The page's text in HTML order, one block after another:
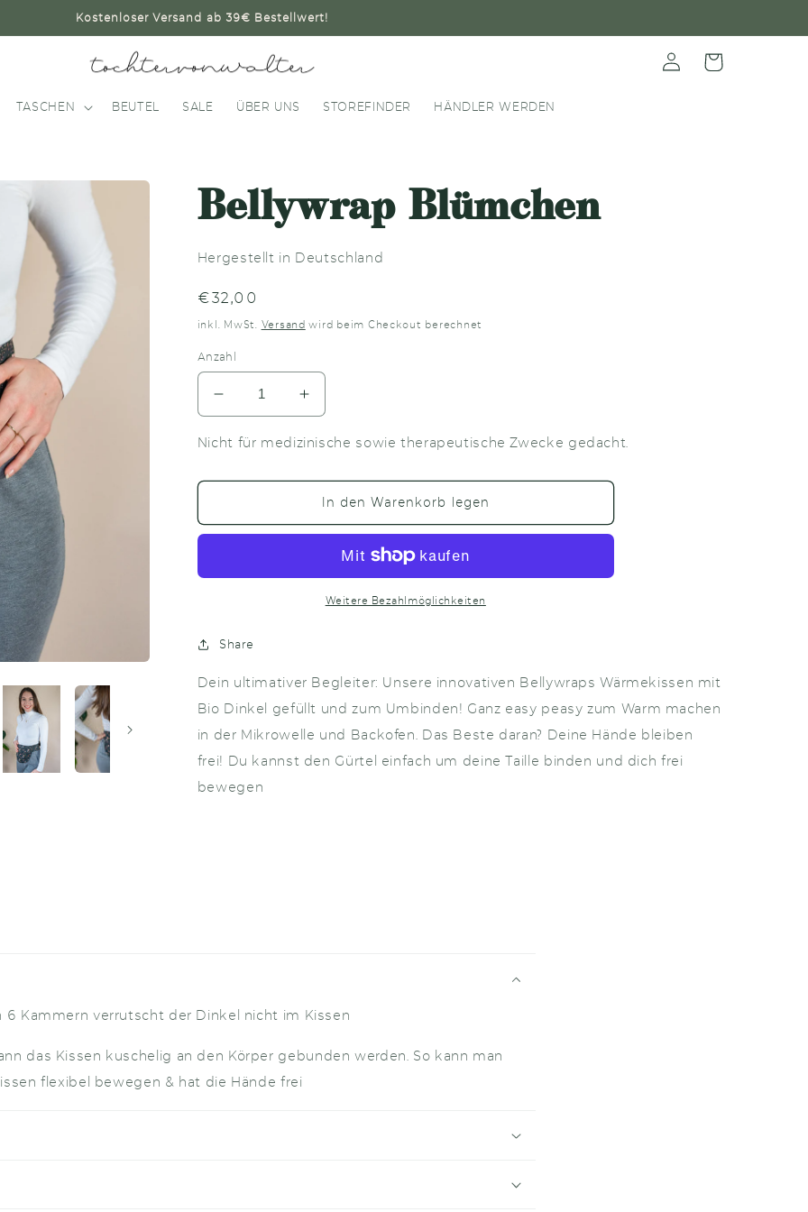
Kostenloser Versand ab 39€ Bestellwert!
TASCHEN BEUTEL SALE ÜBER UNS STOREFINDER HÄNDLER WERDEN
EinloggenWarenkorb
Bellywrap Blümchen
Hergestellt in Deutschland
Normaler
Preis
€32,00
inkl. MwSt. Versand wird beim Checkout berechnet
Anzahl
Verringere
die
Menge
Bellywrap
Erhöhe
die
Menge
Bellywrap
Blümchen
Nicht für medizinische sowie therapeutische Zwecke gedacht.
In den Warenkorb legen
Weitere Bezahlmöglichkeiten
Share
Dein ultimativer Begleiter: Unsere innovativen Bellywraps Wärmekissen mit
Bio Dinkel gefüllt und zum Umbinden! Ganz easy peasy zum Warm machen
in der Mikrowelle und Backofen. Das Beste daran? Deine Hände bleiben
frei! Du kannst den Gürtel einfach um deine Taille binden und dich frei
bewegen
6 Kammern verrutscht der Dinkel nicht im Kissen
das Kissen kuschelig an den Körper gebunden werden. So kann man
flexibel bewegen & hat die Hände frei